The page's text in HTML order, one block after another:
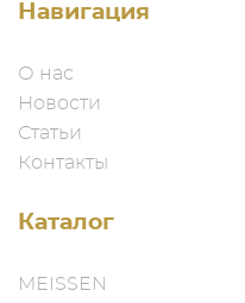
Навигация
О нас
Новости
Статьи
Контакты
Каталог
MEISSEN